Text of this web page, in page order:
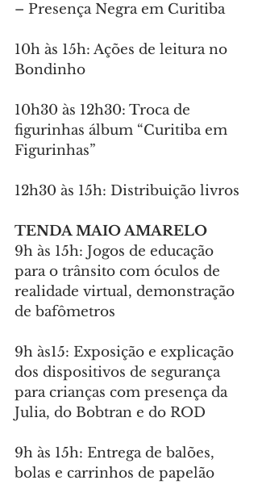
– Presença Negra em Curitiba
10h às 15h: Ações de leitura no
Bondinho
10h30 às 12h30: Troca de
figurinhas álbum “Curitiba em
Figurinhas”
12h30 às 15h: Distribuição livros
TENDA MAIO AMARELO
9h às 15h: Jogos de educação
para o trânsito com óculos de
realidade virtual, demonstração
de bafômetros
9h às15: Exposição e explicação
dos dispositivos de segurança
para crianças com presença da
Julia, do Bobtran e do ROD
9h às 15h: Entrega de balões,
bolas e carrinhos de papelão